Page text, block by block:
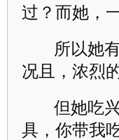
过？而她，
所以她
况且，浓烈
但她吃
具，你带我